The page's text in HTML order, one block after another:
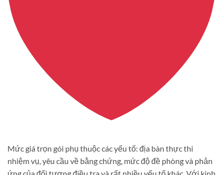
Mức giá trọn gói phụ thuộc các yếu tố: địa bàn thực thi
nhiệm vụ, yêu cầu về bằng chứng, mức độ đề phòng và phản